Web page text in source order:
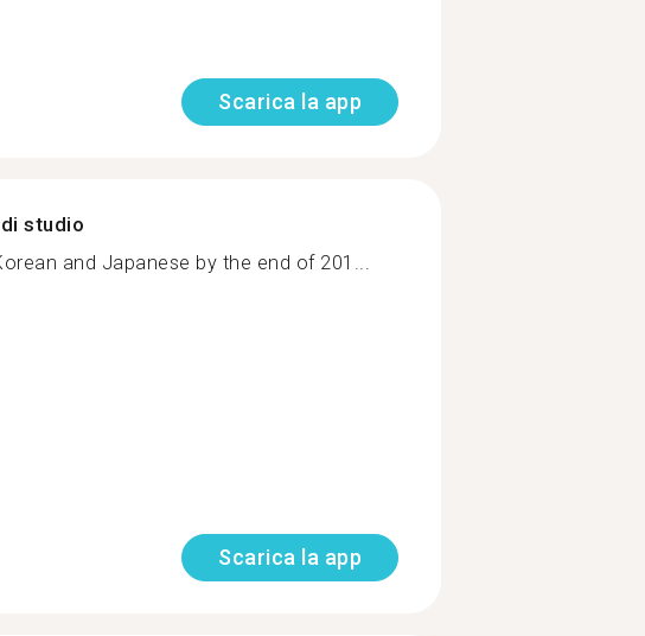
Scarica la app
studio
and Japanese by the end of 201...
Scarica la app